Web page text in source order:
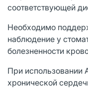
соответствующей
Необходимо
наблюдение у
болезненности
При использовании
хронической